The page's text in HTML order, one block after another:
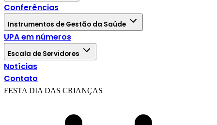
Conferências
Instrumentos de Gestão da Saúde
UPA em números
Escala de Servidores
Notícias
Contato
FESTA DIA DAS CRIANÇAS